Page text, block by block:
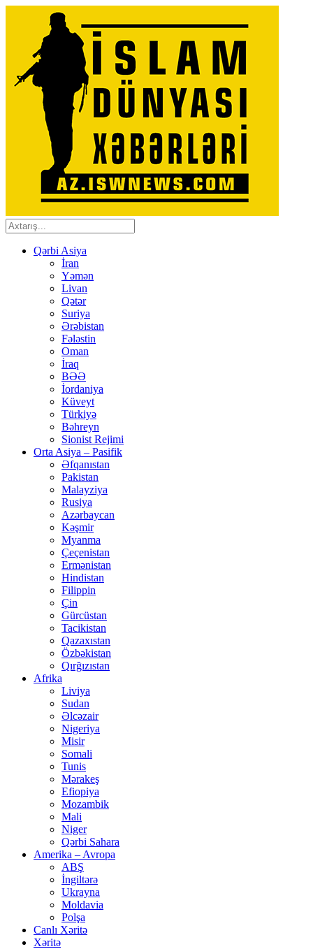
Qərbi Asiya
İran
Yəmən
Livan
Qətər
Suriya
Ərəbistan
Fələstin
Oman
İraq
BƏƏ
İordaniya
Küveyt
Türkiyə
Bəhreyn
Sionist Rejimi
Orta Asiya – Pasifik
Əfqanıstan
Pakistan
Malayziya
Rusiya
Azərbaycan
Kəşmir
Myanma
Çeçenistan
Ermənistan
Hindistan
Filippin
Çin
Gürcüstan
Tacikistan
Qazaxıstan
Özbəkistan
Qırğızıstan
Afrika
Liviya
Sudan
Əlcəzair
Nigeriya
Misir
Somali
Tunis
Mərakeş
Efiopiya
Mozambik
Mali
Niger
Qərbi Sahara
Amerika – Avropa
ABŞ
İngiltərə
Ukrayna
Moldavia
Polşa
Canlı Xəritə
Xəritə